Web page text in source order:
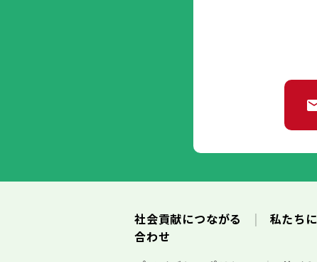
社会貢献につながる 私たち
合わせ